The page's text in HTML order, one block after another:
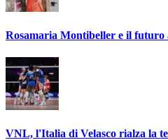
Rosamaria Montibeller e il futuro
VNL, l'Italia di Velasco rialza la